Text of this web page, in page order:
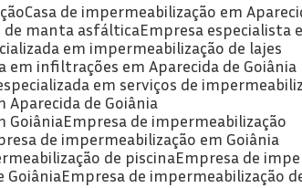
Casa de impermeabilização em
de manta asfáltica Empresa
em impermeabilização de lajes
em infiltrações em Aparecida de Goiânia
em serviços de
Aparecida de Goiânia
Goiânia Empresa de impermeabilização
de impermeabilização em Goiânia
de piscina Empresa de
Goiânia Empresa de impermeabilização